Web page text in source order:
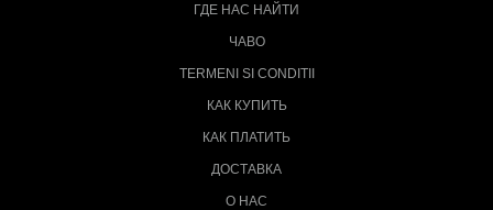
ГДЕ НАС НАЙТИ
ЧАВО
TERMENI SI CONDITII
КАК КУПИТЬ
КАК ПЛАТИТЬ
ДОСТАВКА
О НАС